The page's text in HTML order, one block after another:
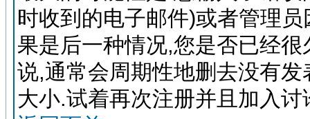
时收到的电子邮件)或者管理
果是后一种情况,您是否已经
说,通常会周期性地删去没有
大小.试着再次注册并且加入讨